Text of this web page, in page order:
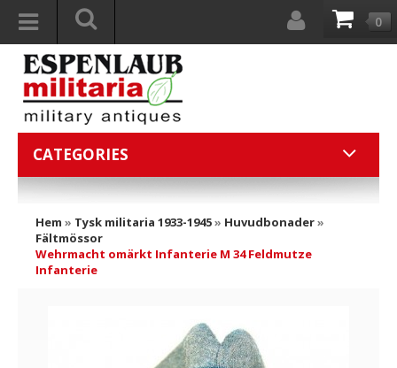
0
CATEGORIES
Hem » Tysk militaria 1933-1945» Huvudbonader»
Fältmössor
Wehrmacht omärkt Infanterie M 34 Feldmutze
Infanterie